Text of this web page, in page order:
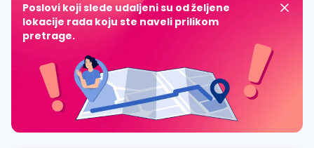
Poslovi koji slede udaljeni su od željene
lokacije rada koju ste naveli prilikom
pretrage.